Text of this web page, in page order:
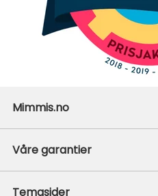
Mimmis.no
Ofte stilte spørsmål
Vår miljøpolicy
Våre garantier
Prisgaranti
Temasider